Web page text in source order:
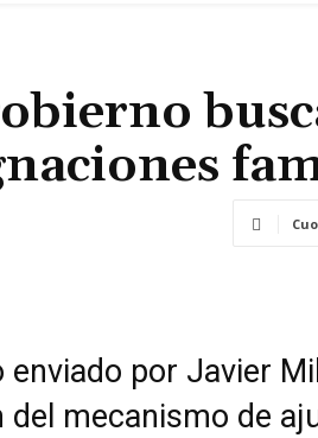
enviado por Javier
del mecanismo de